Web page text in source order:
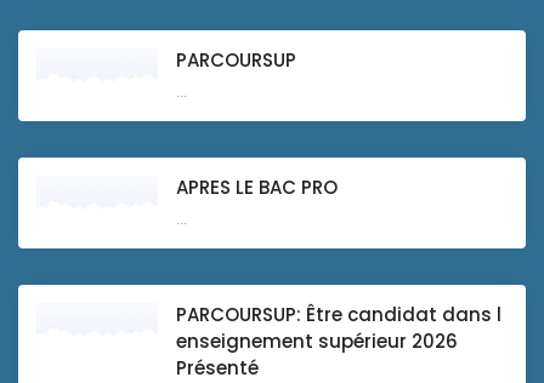
PARCOURSUP
...
APRES LE BAC PRO
...
PARCOURSUP: Être candidat dans l
enseignement supérieur 2026
Présenté